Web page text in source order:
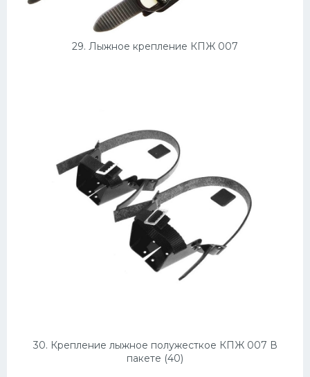
29. Лыжное крепление КПЖ 007
30. Крепление лыжное полужесткое КПЖ 007 В
пакете (40)